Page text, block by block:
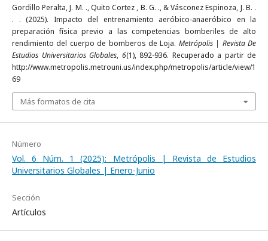
Gordillo Peralta, J. M. ., Quito Cortez , B. G. ., & Vásconez Espinoza, J. B. .
. . (2025). Impacto del entrenamiento aeróbico-anaeróbico en la
preparación física previo a las competencias bomberiles de alto
rendimiento del cuerpo de bomberos de Loja. Metrópolis | Revista De
Estudios Universitarios Globales, 6(1), 892-936. Recuperado a partir de
http://www.metropolis.metrouni.us/index.php/metropolis/article/view/1
69
Más formatos de cita
Número
Vol. 6 Núm. 1 (2025): Metrópolis | Revista de Estudios
Universitarios Globales | Enero-Junio
Sección
Artículos